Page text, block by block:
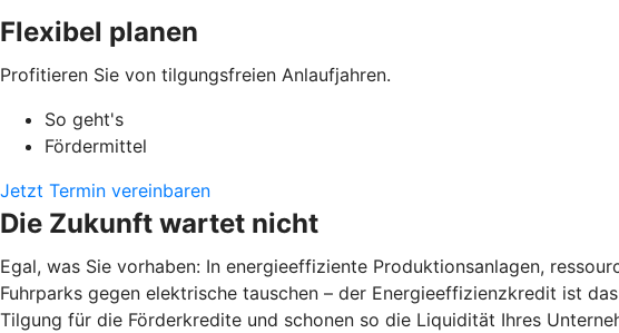
Flexibel planen
Profitieren Sie von tilgungsfreien Anlaufjahren.
So geht's
Fördermittel
Jetzt Termin vereinbaren
Die Zukunft wartet nicht
Egal, was Sie vorhaben: In energieeffiziente Produktionsanlagen,
Fuhrparks gegen elektrische tauschen – der Energieeffizienzkredit ist
Tilgung für die Förderkredite und schonen so die Liquidität Ihres